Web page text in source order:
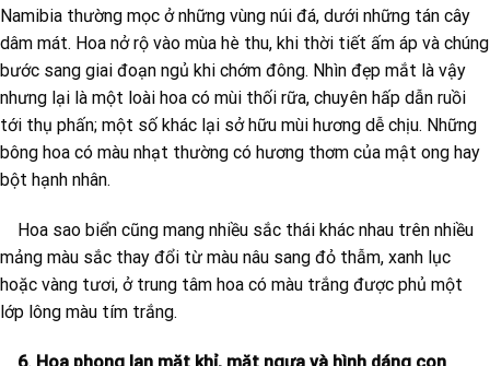
Namibia thường mọc ở những vùng núi đá, dưới những tán cây
dâm mát. Hoa nở rộ vào mùa hè thu, khi thời tiết ấm áp và chúng
bước sang giai đoạn ngủ khi chớm đông. Nhìn đẹp mắt là vậy
nhưng lại là một loài hoa có mùi thối rữa, chuyên hấp dẫn ruồi
tới thụ phấn; một số khác lại sở hữu mùi hương dễ chịu. Những
bông hoa có màu nhạt thường có hương thơm của mật ong hay
bột hạnh nhân.
Hoa sao biển cũng mang nhiều sắc thái khác nhau trên nhiều
mảng màu sắc thay đổi từ màu nâu sang đỏ thẫm, xanh lục
hoặc vàng tươi, ở trung tâm hoa có màu trắng được phủ một
lớp lông màu tím trắng.